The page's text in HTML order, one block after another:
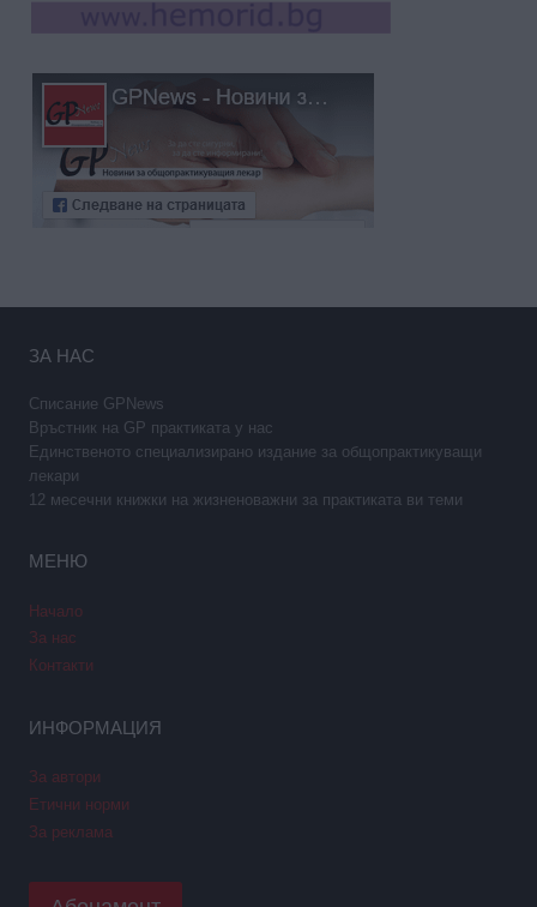
ЗА НАС
Списание GPNews
Връстник на GP практиката у нас
Единственото специализирано издание за общопрактикуващи
лекари
12 месечни книжки на жизненоважни за практиката ви теми
МЕНЮ
Начало
За нас
Контакти
ИНФОРМАЦИЯ
За автори
Етични норми
За реклама